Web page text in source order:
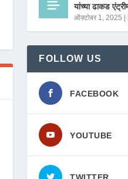
यांच्या ढाकड
ऑक्टोबर 1, 2025
FOLLOW US
FACEBOOK
YOUTUBE